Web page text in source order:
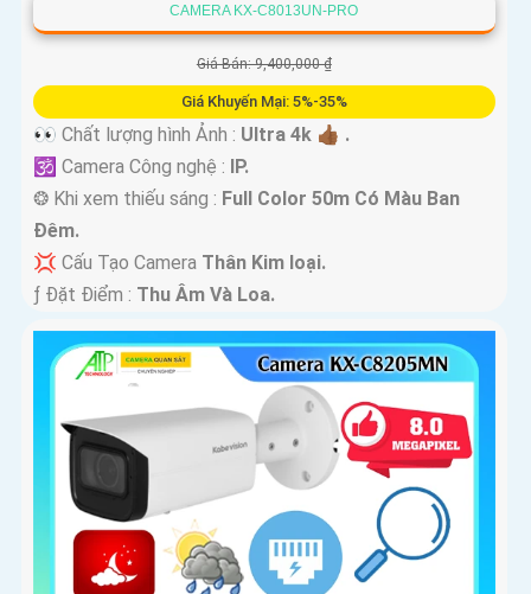
CAMERA KX-C8013UN-PRO
Giá Bán: 9,400,000 ₫
Giá Khuyến Mại: 5%-35%
️
👀 Chất lượng hình Ảnh : Ultra 4k 👍🏾 .
🕉️ Camera Công nghệ : IP.
❂ Khi xem thiếu sáng : Full Color 50m Có Màu Ban
Ðêm.
💢 Cấu Tạo Camera Thân Kim loại.
️ƒ Đặt Điểm : Thu Âm Và Loa.